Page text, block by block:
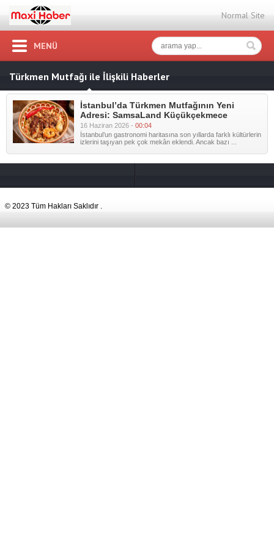
Normal Site
MENÜ
Türkmen Mutfağı ile İlişkili Haberler
İstanbul’da Türkmen Mutfağının Yeni
Adresi: SamsaLand Küçükçekmece
16 Haziran 2026 - 00:04
İstanbul’un gastronomi haritasına son yıllarda farklı kültürlerin
izlerini taşıyan pek çok mekân eklendi. Ancak bazı ...
© 2023 Tüm Hakları Saklıdır .